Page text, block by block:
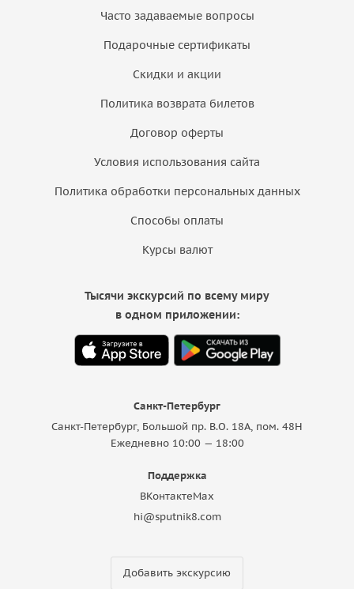
Часто задаваемые вопросы
Подарочные сертификаты
Скидки и акции
Политика возврата билетов
Договор оферты
Условия использования сайта
Политика обработки персональных данных
Способы оплаты
Курсы валют
Санкт-Петербург
Санкт-Петербург, Большой пр. В.О. 18A, пом. 48Н
Ежедневно 10:00 — 18:00
Поддержка
ВКонтактеMax
hi@sputnik8.com
Добавить экскурсию
Тысячи экскурсий по всему миру
в одном приложении: